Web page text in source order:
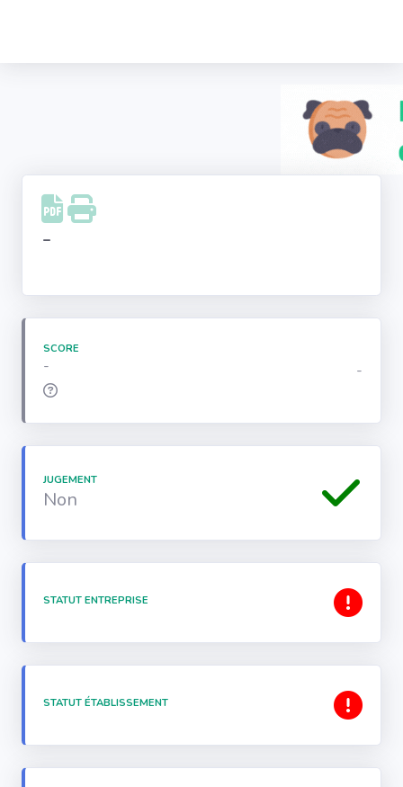
Facebook
Instagram
-
SCORE
- -
JUGEMENT
Non
STATUT ENTREPRISE
STATUT ÉTABLISSEMENT